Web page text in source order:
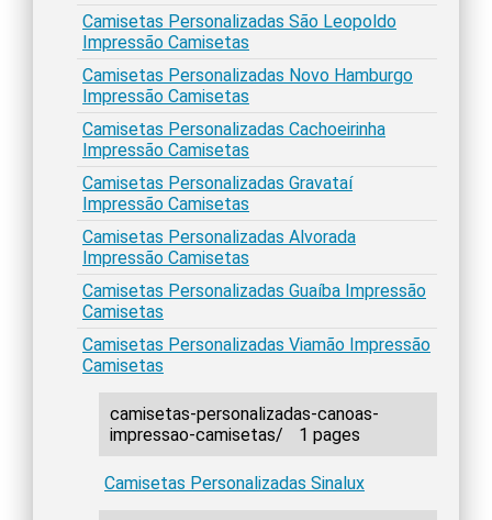
Camisetas Personalizadas São Leopoldo
Impressão Camisetas
Camisetas Personalizadas Novo Hamburgo
Impressão Camisetas
Camisetas Personalizadas Cachoeirinha
Impressão Camisetas
Camisetas Personalizadas Gravataí
Impressão Camisetas
Camisetas Personalizadas Alvorada
Impressão Camisetas
Camisetas Personalizadas Guaíba Impressão
Camisetas
Camisetas Personalizadas Viamão Impressão
Camisetas
camisetas-personalizadas-canoas-
impressao-camisetas/
1 pages
Camisetas Personalizadas Sinalux